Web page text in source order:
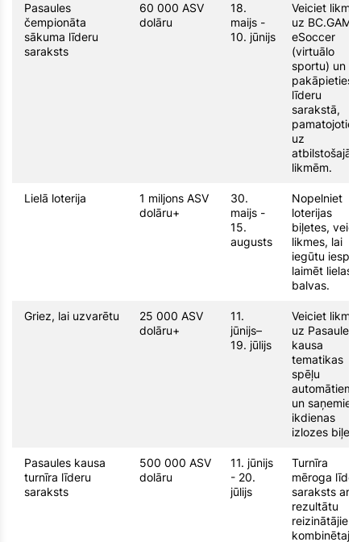
Pasaules
čempionāta
sākuma līderu
saraksts
60 000 ASV
dolāru
18.
maijs -
10. jūnijs
Veiciet
uz BC.GAME
eSoccer
(virtuālo
sportu) un
pakāpieties
līderu
sarakstā,
pamatojoties
uz
atbilstošajām
likmēm.
Lielā loterija
1 miljons ASV
dolāru+
30.
maijs -
15.
augusts
Nopelniet
loterijas
biļetes,
likmes, lai
iegūtu
laimēt lielas
balvas.
Griez, lai uzvarētu
25 000 ASV
dolāru+
11.
jūnijs–
19. jūlijs
Veiciet
uz Pasaules
kausa
tematikas
spēļu
automātiem
un saņemiet
ikdienas
izlozes
Pasaules kausa
turnīra līderu
saraksts
500 000 ASV
dolāru
11. jūnijs
- 20.
jūlijs
Turnīra
mēroga
saraksts ar
rezultātu
reizinātājiem